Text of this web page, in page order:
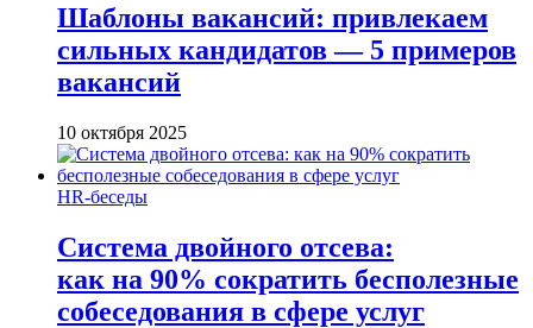
Шаблоны вакансий: привлекаем
сильных кандидатов — 5 примеров
вакансий
10 октября 2025
HR-беседы
Система двойного отсева:
как на 90% сократить бесполезные
собеседования в сфере услуг